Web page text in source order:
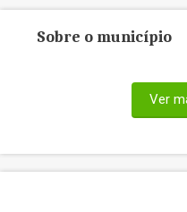
Sobre o município
Ver